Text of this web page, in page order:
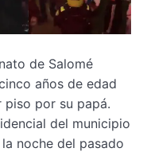
de Salomé
años de edad
piso por su papá.
del municipio
noche del pasado